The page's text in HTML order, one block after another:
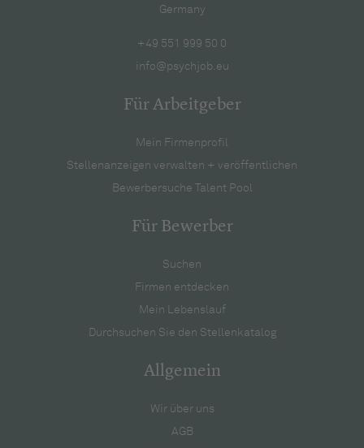
Germany
+49 551 999 50 0
info@psychjob.eu
Für Arbeitgeber
Mein Firmenprofil
Stellenanzeigen verwalten + veröffentlichen
Bewerbersuche Talent Pool
Für Bewerber
Suchen
Firmen entdecken
Mein Lebenslauf
Durchsuchen Sie den Stellenkatalog
Allgemein
Wir über uns
AGB